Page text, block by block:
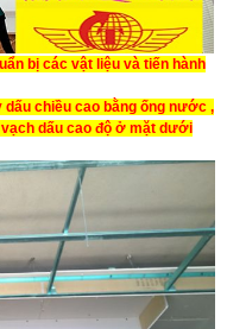
bị các vật liệu và tiến hành
dấu chiều cao bằng ống nước ,
dấu cao độ ở mặt dưới